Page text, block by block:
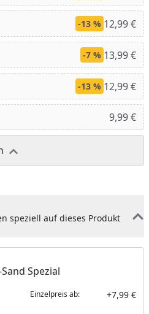
-13 % 12,99 €
-7 % 13,99 €
-13 % 12,99 €
9,99 €
speziell auf dieses Produkt
Spezial
Einzelpreis ab: +7,99 €